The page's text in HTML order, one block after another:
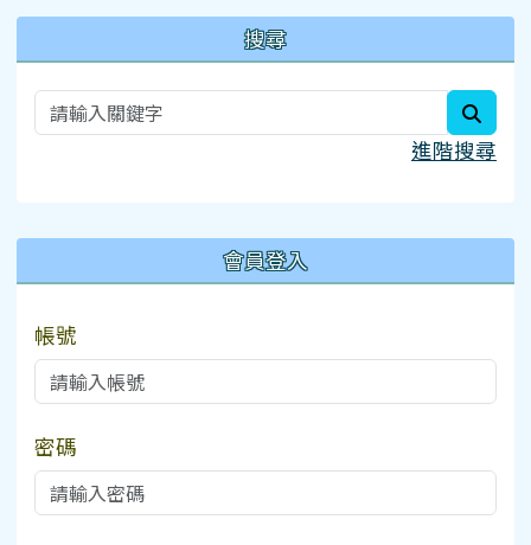
搜尋
進階搜尋
會員登入
帳號
密碼